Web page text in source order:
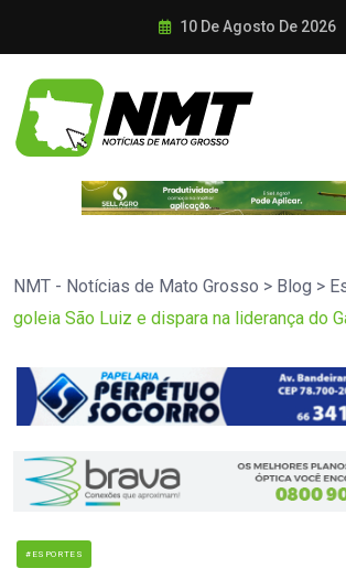
10 De Agosto De 2026
NMT - Notícias de Mato Grosso > Blog >
goleia São Luiz e dispara na liderança do
#ESPORTES